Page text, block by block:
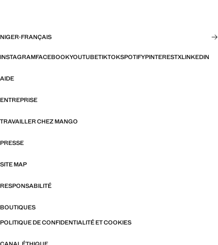
NIGER·FRANÇAIS
INSTAGRAMFACEBOOKYOUTUBETIKTOKSPOTIFYPINTERESTXLINKEDIN
AIDE
ENTREPRISE
TRAVAILLER CHEZ MANGO
PRESSE
SITE MAP
RESPONSABILITÉ
BOUTIQUES
POLITIQUE DE CONFIDENTIALITÉ ET COOKIES